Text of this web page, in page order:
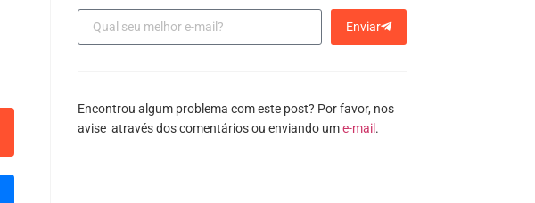
Enviar
Encontrou algum problema com este post? Por favor, nos
avise através dos comentários ou enviando ume-mail .